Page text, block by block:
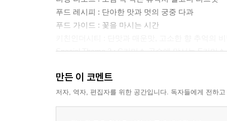
푸드 레시피 : 단아한 맛과 멋의 궁중 다과
푸드 가이드 : 꽃을 마시는 시간
Special Theme 2 : C커머스 공습에 맞서는 E커머
힐링여행 : 그 숲에 가면, 수목원
기회와 행복의 도시 영월路 ① 임신부터 육아까지
만든 이 코멘트
저자, 역자, 편집자를 위한 공간입니다. 독자들에게 전하